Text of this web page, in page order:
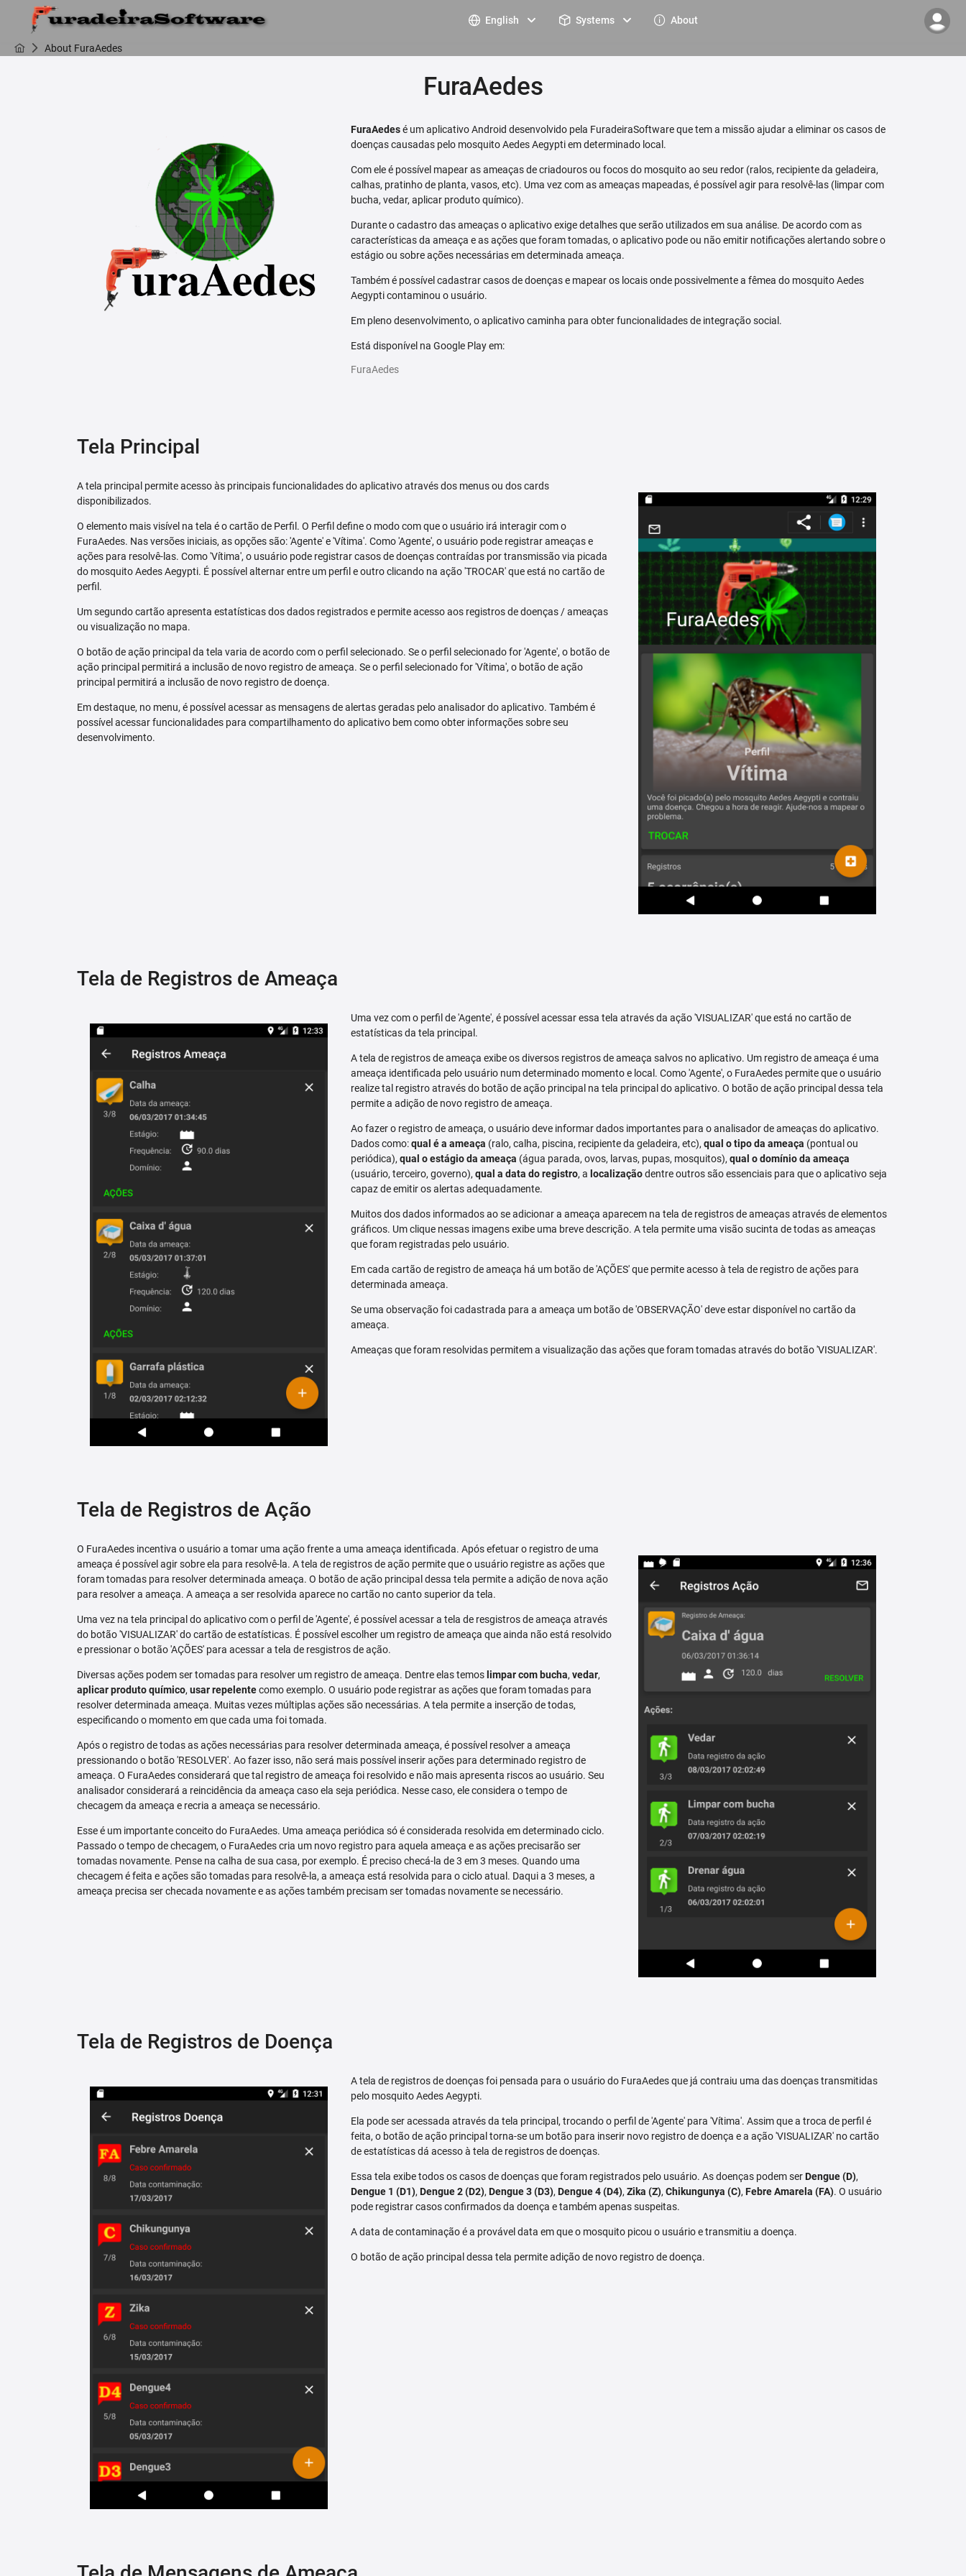
English Systems About
About FuraAedes
FuraAedes
FuraAedesé um aplicativo Android desenvolvido pela FuradeiraSoftware que tem a missão ajudar a eliminar os casos de
doenças causadas pelo mosquito Aedes Aegypti em determinado local.
Com ele é possível mapear as ameaças de criadouros ou focos do mosquito ao seu redor (ralos, recipiente da geladeira,
calhas, pratinho de planta, vasos, etc). Uma vez com as ameaças mapeadas, é possível agir para resolvê-las (limpar com
bucha, vedar, aplicar produto químico).
Durante o cadastro das ameaças o aplicativo exige detalhes que serão utilizados em sua análise. De acordo com as
características da ameaça e as ações que foram tomadas, o aplicativo pode ou não emitir notificações alertando sobre o
estágio ou sobre ações necessárias em determinada ameaça.
Também é possível cadastrar casos de doenças e mapear os locais onde possivelmente a fêmea do mosquito Aedes
Aegypti contaminou o usuário.
Em pleno desenvolvimento, o aplicativo caminha para obter funcionalidades de integração social.
Está disponível na Google Play em:
FuraAedes
Tela Principal
A tela principal permite acesso às principais funcionalidades do aplicativo através dos menus ou dos cards
disponibilizados.
O elemento mais visível na tela é o cartão de Perfil. O Perfil define o modo com que o usuário irá interagir com o
FuraAedes. Nas versões iniciais, as opções são: 'Agente' e 'Vítima'. Como 'Agente', o usuário pode registrar ameaças e
ações para resolvê-las. Como 'Vítima', o usuário pode registrar casos de doenças contraídas por transmissão via picada
do mosquito Aedes Aegypti. É possível alternar entre um perfil e outro clicando na ação 'TROCAR' que está no cartão de
perfil.
Um segundo cartão apresenta estatísticas dos dados registrados e permite acesso aos registros de doenças / ameaças
ou visualização no mapa.
O botão de ação principal da tela varia de acordo com o perfil selecionado. Se o perfil selecionado for 'Agente', o botão de
ação principal permitirá a inclusão de novo registro de ameaça. Se o perfil selecionado for 'Vítima', o botão de ação
principal permitirá a inclusão de novo registro de doença.
Em destaque, no menu, é possível acessar as mensagens de alertas geradas pelo analisador do aplicativo. Também é
possível acessar funcionalidades para compartilhamento do aplicativo bem como obter informações sobre seu
desenvolvimento.
Tela de Registros de Ameaça
Uma vez com o perfil de 'Agente', é possível acessar essa tela através da ação 'VISUALIZAR' que está no cartão de
estatísticas da tela principal.
A tela de registros de ameaça exibe os diversos registros de ameaça salvos no aplicativo. Um registro de ameaça é uma
ameaça identificada pelo usuário num determinado momento e local. Como 'Agente', o FuraAedes permite que o usuário
realize tal registro através do botão de ação principal na tela principal do aplicativo. O botão de ação principal dessa tela
permite a adição de novo registro de ameaça.
Ao fazer o registro de ameaça, o usuário deve informar dados importantes para o analisador de ameaças do aplicativo.
Dados como:qual é a ameaça (ralo, calha, piscina, recipiente da geladeira, etc),qual o tipo da ameaça (pontual ou
periódica),qual o estágio da ameaça (água parada, ovos, larvas, pupas, mosquitos),qual o domínio da ameaça
(usuário, terceiro, governo),qual a data do registro, a localizaçãodentre outros são essenciais para que o aplicativo seja
capaz de emitir os alertas adequadamente.
Muitos dos dados informados ao se adicionar a ameaça aparecem na tela de registros de ameaças através de elementos
gráficos. Um clique nessas imagens exibe uma breve descrição. A tela permite uma visão sucinta de todas as ameaças
que foram registradas pelo usuário.
Em cada cartão de registro de ameaça há um botão de 'AÇÕES' que permite acesso à tela de registro de ações para
determinada ameaça.
Se uma observação foi cadastrada para a ameaça um botão de 'OBSERVAÇÃO' deve estar disponível no cartão da
ameaça.
Ameaças que foram resolvidas permitem a visualização das ações que foram tomadas através do botão 'VISUALIZAR'.
Tela de Registros de Ação
O FuraAedes incentiva o usuário a tomar uma ação frente a uma ameaça identificada. Após efetuar o registro de uma
ameaça é possível agir sobre ela para resolvê-la. A tela de registros de ação permite que o usuário registre as ações que
foram tomadas para resolver determinada ameaça. O botão de ação principal dessa tela permite a adição de nova ação
para resolver a ameaça. A ameaça a ser resolvida aparece no cartão no canto superior da tela.
Uma vez na tela principal do aplicativo com o perfil de 'Agente', é possível acessar a tela de resgistros de ameaça através
do botão 'VISUALIZAR' do cartão de estatísticas. É possível escolher um registro de ameaça que ainda não está resolvido
e pressionar o botão 'AÇÕES' para acessar a tela de resgistros de ação.
Diversas ações podem ser tomadas para resolver um registro de ameaça. Dentre elas temos limpar com bucha, vedar,
aplicar produto químico, usar repelentecomo exemplo. O usuário pode registrar as ações que foram tomadas para
resolver determinada ameaça. Muitas vezes múltiplas ações são necessárias. A tela permite a inserção de todas,
especificando o momento em que cada uma foi tomada.
Após o registro de todas as ações necessárias para resolver determinada ameaça, é possível resolver a ameaça
pressionando o botão 'RESOLVER'. Ao fazer isso, não será mais possível inserir ações para determinado registro de
ameaça. O FuraAedes considerará que tal registro de ameaça foi resolvido e não mais apresenta riscos ao usuário. Seu
analisador considerará a reincidência da ameaça caso ela seja periódica. Nesse caso, ele considera o tempo de
checagem da ameaça e recria a ameaça se necessário.
Esse é um importante conceito do FuraAedes. Uma ameaça periódica só é considerada resolvida em determinado ciclo.
Passado o tempo de checagem, o FuraAedes cria um novo registro para aquela ameaça e as ações precisarão ser
tomadas novamente. Pense na calha de sua casa, por exemplo. É preciso checá-la de 3 em 3 meses. Quando uma
checagem é feita e ações são tomadas para resolvê-la, a ameaça está resolvida para o ciclo atual. Daqui a 3 meses, a
ameaça precisa ser checada novamente e as ações também precisam ser tomadas novamente se necessário.
Tela de Registros de Doença
A tela de registros de doenças foi pensada para o usuário do FuraAedes que já contraiu uma das doenças transmitidas
pelo mosquito Aedes Aegypti.
Ela pode ser acessada através da tela principal, trocando o perfil de 'Agente' para 'Vítima'. Assim que a troca de perfil é
feita, o botão de ação principal torna-se um botão para inserir novo registro de doença e a ação 'VISUALIZAR' no cartão
de estatísticas dá acesso à tela de registros de doenças.
Essa tela exibe todos os casos de doenças que foram registrados pelo usuário. As doenças podem serDengue (D),
Dengue 1 (D1),Dengue 2 (D2),Dengue 3 (D3),Dengue 4 (D4),Zika (Z),Chikungunya (C),Febre Amarela (FA). O usuário
pode registrar casos confirmados da doença e também apenas suspeitas.
A data de contaminação é a provável data em que o mosquito picou o usuário e transmitiu a doença.
O botão de ação principal dessa tela permite adição de novo registro de doença.